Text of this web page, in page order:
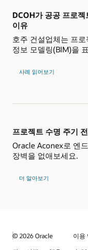
DCOH가 공공 프로
이유
호주 건설업체는 프
정보 모델링(BIM)을
사례 읽어보기
프로젝트 수명 주기
Oracle Aconex로 엔
장벽을 없애보세요.
더 알아보기
© 2026 Oracle
이용